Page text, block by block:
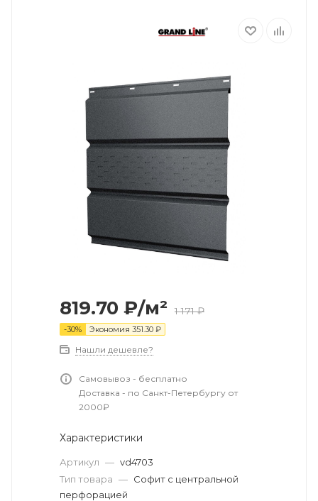
819.70 ₽/м² 1 171₽
-30% Экономия 351.30 ₽
Нашли дешевле?
Самовывоз - бесплатно
Доставка - по Санкт-Петербургу от
2000₽
Характеристики
Артикул — vd4703
Тип товара — Софит с центральной
перфорацией